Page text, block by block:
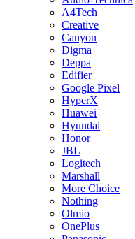
A4Tech
Creative
Canyon
Digma
Deppa
Edifier
Google Pixel
HyperX
Huawei
Hyundai
Honor
JBL
Logitech
Marshall
More Choice
Nothing
Olmio
OnePlus